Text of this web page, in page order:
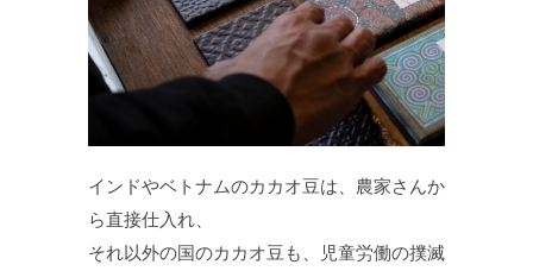
インドやベトナムのカカオ豆は、農家さんか
ら直接仕入れ、
それ以外の国のカカオ豆も、児童労働の撲滅